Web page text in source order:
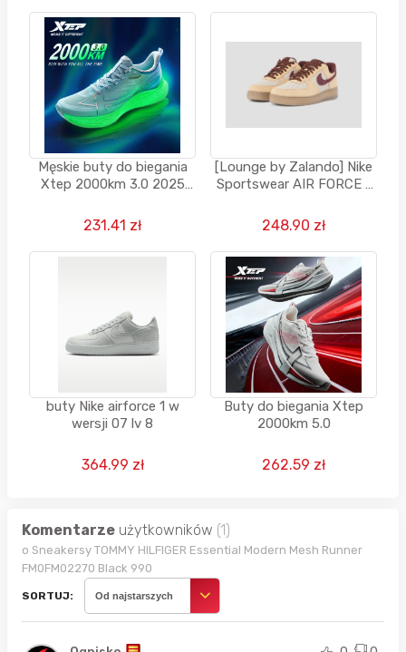
Męskie buty do biegania
Xtep 2000km 3.0 2025
231.41 zł
[Lounge by Zalando] Nike
Sportswear AIR FORCE 1
- beżowy
248.90 zł
buty Nike airforce 1 w
wersji 07 lv 8
364.99 zł
Buty do biegania Xtep
2000km 5.0
262.59 zł
Komentarze użytkowników (1)
o Sneakersy TOMMY HILFIGER Essential Modern Mesh Runner
FM0FM02270 Black 990
SORTUJ: Od najstarszych